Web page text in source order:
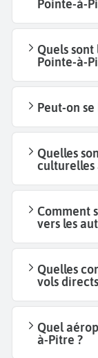
Pointe-à-
Quels
Pointe-à-
Peut-on
Quelles
culturelles
Comment
vers les
Quelles
vols
Quel
à-Pitre ?